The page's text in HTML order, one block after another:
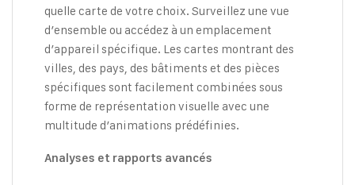
quelle carte de votre choix. Surveillez une vue
d’ensemble ou accédez à un emplacement
d’appareil spécifique. Les cartes montrant des
villes, des pays, des bâtiments et des pièces
spécifiques sont facilement combinées sous
forme de représentation visuelle avec une
multitude d’animations prédéfinies.
Analyses et rapports avancés